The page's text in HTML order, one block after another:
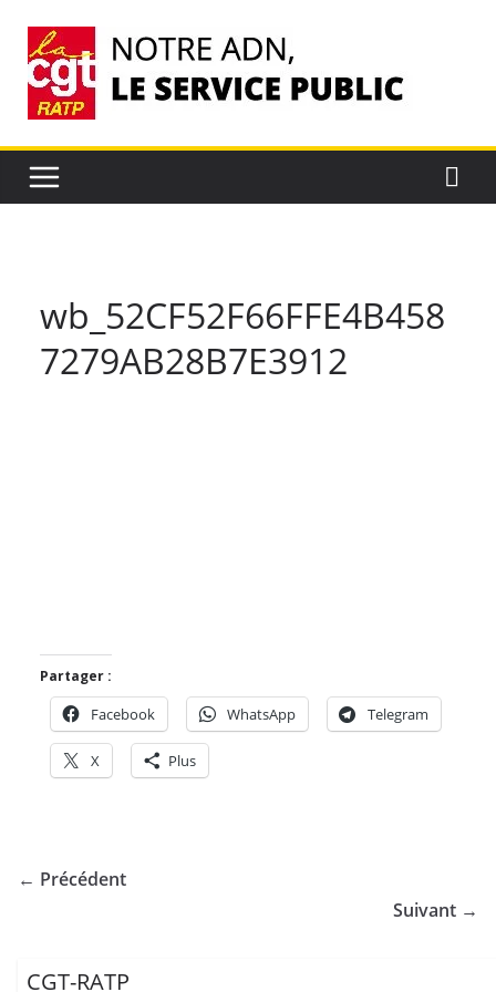
contenu
wb_52CF52F66FFE4B458
7279AB28B7E3912
Partager :
Facebook WhatsApp Telegram
X Plus
← Précédent
Suivant →
CGT-RATP